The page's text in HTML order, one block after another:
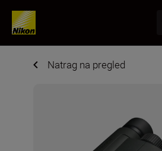
Natrag na pregled